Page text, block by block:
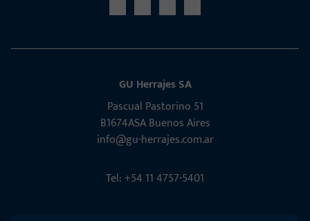
GU Herrajes SA
Pascual Pastorino 51
B1674ASA Buenos Aires
info@gu-herrajes.com.ar
Tel: +54 11 4757-5401